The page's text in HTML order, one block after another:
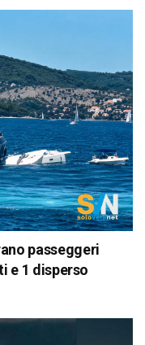
passeggeri
e 1 disperso